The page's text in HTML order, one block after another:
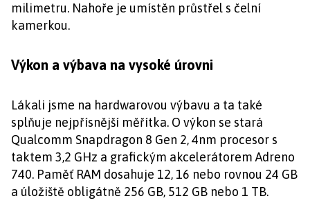
milimetru. Nahoře je umístěn průstřel s čelní
kamerkou.
Výkon a výbava na vysoké úrovni
Lákali jsme na hardwarovou výbavu a ta také
splňuje nejpřísnější měřítka. O výkon se stará
Qualcomm Snapdragon 8 Gen 2, 4nm procesor s
taktem 3,2 GHz a grafickým akcelerátorem Adreno
740. Paměť RAM dosahuje 12, 16 nebo rovnou 24 GB
a úložiště obligátně 256 GB, 512 GB nebo 1 TB.